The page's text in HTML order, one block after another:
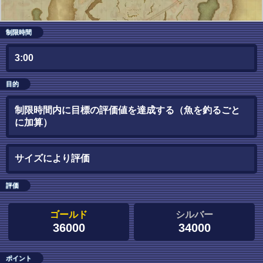
制限時間
3:00
目的
制限時間内に目標の評価値を達成する（魚を釣るごと
に加算）
サイズにより評価
評価
ゴールド
36000
シルバー
34000
ポイント